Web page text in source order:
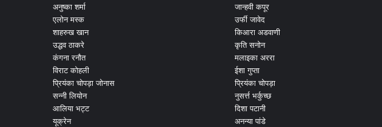
अनुष्का शर्मा
एलोन मस्क
शाहरुख खान
उद्धव ठाकरे
कंगना रनौत
विराट कोहली
प्रियंका चोपड़ा जोनास
सन्नी लियोन
आलिया भट्ट
यूक्रेन
जान्हवी कपूर
उर्फी जावेद
किआरा अडवाणी
कृति सनोन
मलाइका अररा
ईशा गुप्ता
प्रियंका चोपड़ा
नुसर्त्त भर्कुच्छ
दिशा पटानी
अनन्या पांडे